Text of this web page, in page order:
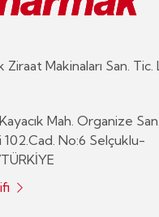
Ziraat Makinaları San. Tic.
Mah. Organize San.
102.Cad. No:6 Selçuklu-